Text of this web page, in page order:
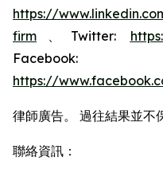
https://
firm 、Twitter:
Facebook:
https://
律師廣告。 過往結果並不
聯絡資訊：